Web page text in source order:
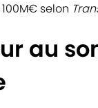
selon
au